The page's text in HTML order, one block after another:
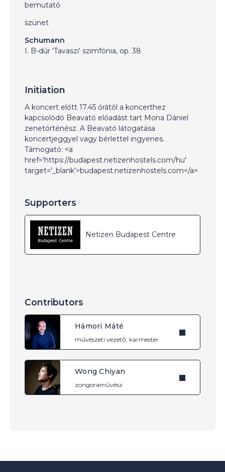
bemutató
szünet
Schumann
I. B-dúr 'Tavaszi' szimfónia, op. 38
Initiation
A koncert előtt 17.45 órától a koncerthez
kapcsolódó Beavató előadást tart Mona Dániel
zenetörténész. A Beavató látogatása
koncertjeggyel vagy bérlettel ingyenes.
Támogató: <a
href='https://budapest.netizenhostels.com/hu'
target='_blank'>budapest.netizenhostels.com</a>
Supporters
Netizen Budapest Centre
Contributors
Hámori Máté
művészeti vezető, karmester
Wong Chiyan
zongoraművész